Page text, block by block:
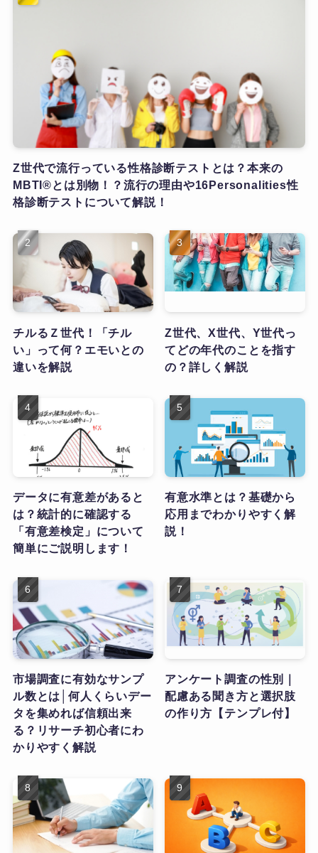
Z世代で流行っている性格診断テストとは？本来の
MBTI®とは別物！？流行の理由や16Personalities性
格診断テストについて解説！
チルるＺ世代！「チル
い」って何？エモいとの
違いを解説
Z世代、X世代、Y世代っ
てどの年代のことを指す
の？詳しく解説
データに有意差があると
は？統計的に確認する
「有意差検定」について
簡単にご説明します！
有意水準とは？基礎から
応用までわかりやすく解
説！
市場調査に有効なサンプ
ル数とは│何人くらいデー
タを集めれば信頼出来
る？リサーチ初心者にわ
かりやすく解説
アンケート調査の性別｜
配慮ある聞き方と選択肢
の作り方【テンプレ付】